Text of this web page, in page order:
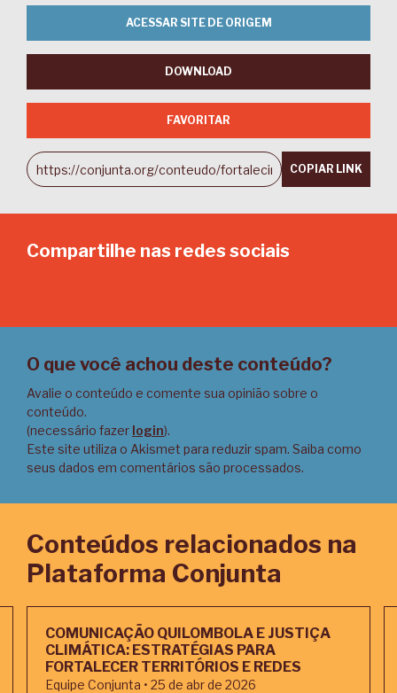
ACESSAR SITE DE ORIGEM
DOWNLOAD
FAVORITAR
COPIAR LINK
Compartilhe nas redes sociais
O que você achou deste conteúdo?
Avalie o conteúdo e comente sua opinião sobre o
conteúdo.
(necessário fazer login).
Este site utiliza o Akismet para reduzir spam. Saiba como
seus dados em comentários são processados.
Conteúdos relacionados na
Plataforma Conjunta
COMUNICAÇÃO QUILOMBOLA E JUSTIÇA
CLIMÁTICA: ESTRATÉGIAS PARA
FORTALECER TERRITÓRIOS E REDES
Equipe Conjunta • 25 de abr de 2026